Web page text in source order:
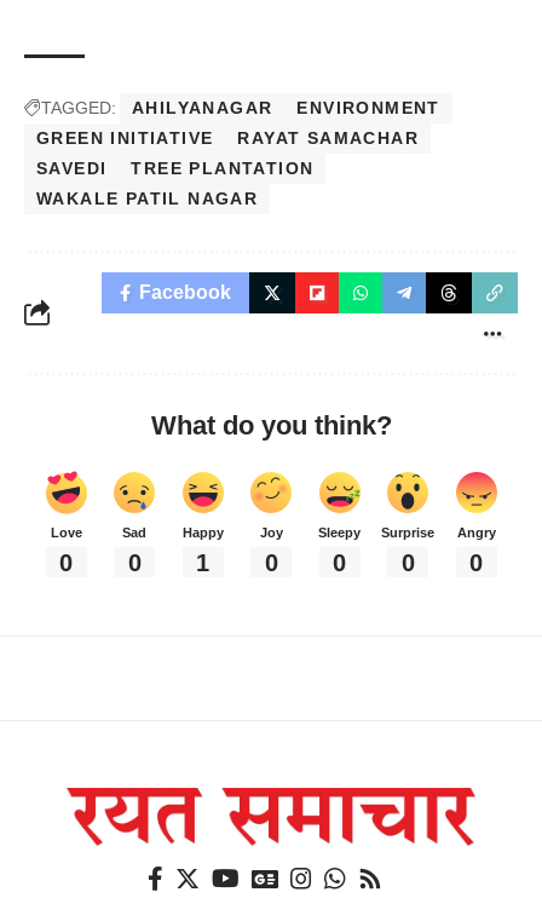
TAGGED: AHILYANAGAR
ENVIRONMENT
GREEN INITIATIVE
RAYAT SAMACHAR
SAVEDI
TREE PLANTATION
WAKALE PATIL NAGAR
Facebook
What do you think?
Love
0
Sad
0
Happy
1
Joy
0
Sleepy
0
Surprise
0
Angry
0